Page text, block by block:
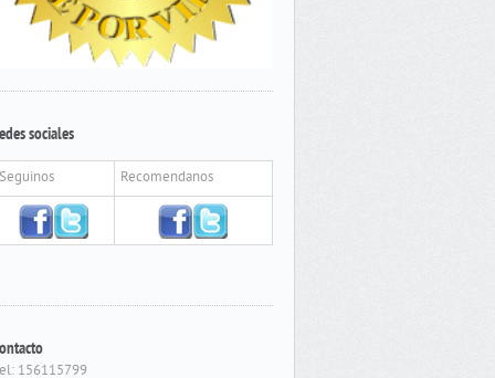
sociales
Seguinos Recomendanos
156115799